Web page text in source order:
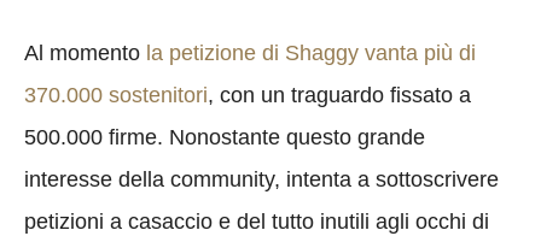
Al momento la petizione di Shaggy vanta più di
370.000 sostenitori, con un traguardo fissato a
500.000 firme. Nonostante questo grande
interesse della community, intenta a sottoscrivere
petizioni a casaccio e del tutto inutili agli occhi di